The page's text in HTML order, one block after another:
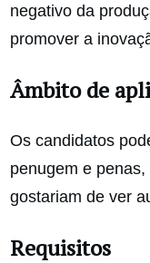
negativo da
promover a
Âmbito de
Os candidatos
penugem e
gostariam de ver
Requisitos